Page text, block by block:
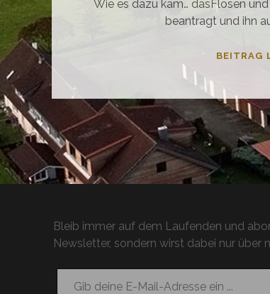
Wie es dazu kam… dasFlosen
beantragt und ihn
BEITRAG
Bleib immer auf dem Laufenden und
Newsletter, sondern wirst dabei nur über
Gib deine E-Mail-Adresse ein ...